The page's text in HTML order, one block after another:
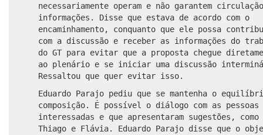
necessariamente operam e não garantem
informações. Disse que estava de acordo com o
encaminhamento, conquanto que ele possa
com a discussão e receber as informações do
do GT para evitar que a proposta chegue
ao plenário e se iniciar uma discussão
Ressaltou que quer evitar isso.
Eduardo Parajo pediu que se mantenha o
composição. É possível o diálogo com as pessoas
interessadas e que apresentaram sugestões, como
Thiago e Flávia. Eduardo Parajo disse que o